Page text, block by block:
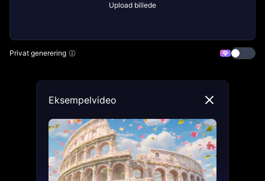
Upload billede
Privat generering
Eksempelvideo